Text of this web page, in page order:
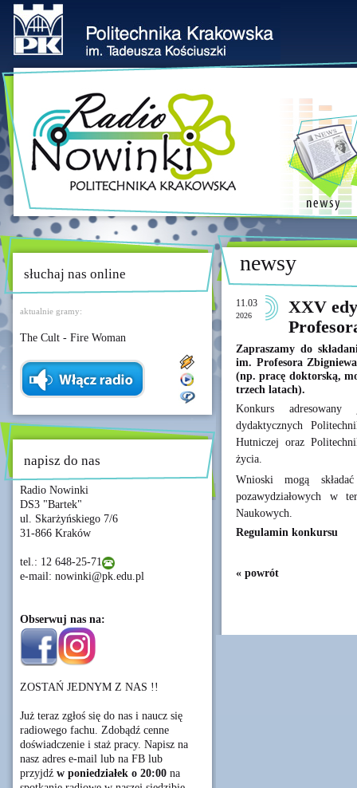
słuchaj nas online
aktualnie gramy:
The Cult - Fire Woman
napisz do nas
Radio Nowinki
DS3 "Bartek"
ul. Skarżyńskiego 7/6
31-866 Kraków
tel.: 12 648-25-71
e-mail: nowinki@pk.edu.pl
Obserwuj nas na:
ZOSTAŃ JEDNYM Z NAS !!
Już teraz zgłoś się do nas i naucz się
radiowego fachu. Zdobądź cenne
doświadczenie i staż pracy. Napisz na
nasz adres e-mail lub na FB lub
przyjdź w poniedziałek o 20:00 na
newsy
11.03
2026
XXV
Zapraszamy do
im. Profesora
(np. pracę doktorską,
trzech latach).
Konkurs
dydaktycznych
Hutniczej oraz
życia.
Wnioski mogą
pozawydziałowych w
Naukowych.
Regulamin konkursu
« powrót